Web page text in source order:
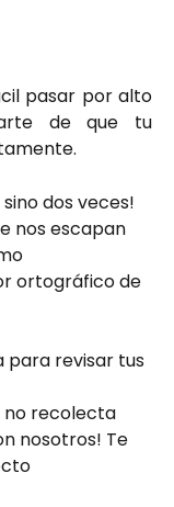
pasar por alto
de que tu
dos veces!
nos escapan
ortográfico de
para revisar tus
no recolecta
nosotros! Te